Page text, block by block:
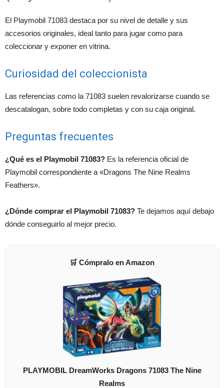
El Playmobil 71083 destaca por su nivel de detalle y sus
accesorios originales, ideal tanto para jugar como para
coleccionar y exponer en vitrina.
Curiosidad del coleccionista
Las referencias como la 71083 suelen revalorizarse cuando se
descatalogan, sobre todo completas y con su caja original.
Preguntas frecuentes
¿Qué es el Playmobil 71083? Es la referencia oficial de
Playmobil correspondiente a «Dragons The Nine Realms
Feathers».
¿Dónde comprar el Playmobil 71083? Te dejamos aquí debajo
dónde conseguirlo al mejor precio.
🛒 Cómpralo en Amazon
PLAYMOBIL DreamWorks Dragons 71083 The Nine
Realms